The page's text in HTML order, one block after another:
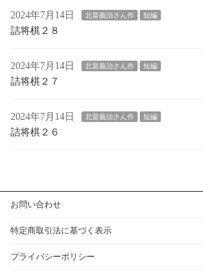
2024年7月14日 北畠義治さん作 短編
詰将棋２８
2024年7月14日 北畠義治さん作 短編
詰将棋２７
2024年7月14日 北畠義治さん作 短編
詰将棋２６
お問い合わせ
特定商取引法に基づく表示
プライバシーポリシー